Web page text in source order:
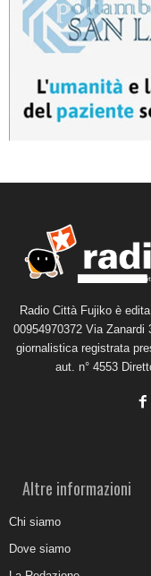
Radio Città Fujiko è
00954970372 Via
giornalistica registrata
aut. n° 4553
Altre informazioni
Chi siamo
Dove siamo